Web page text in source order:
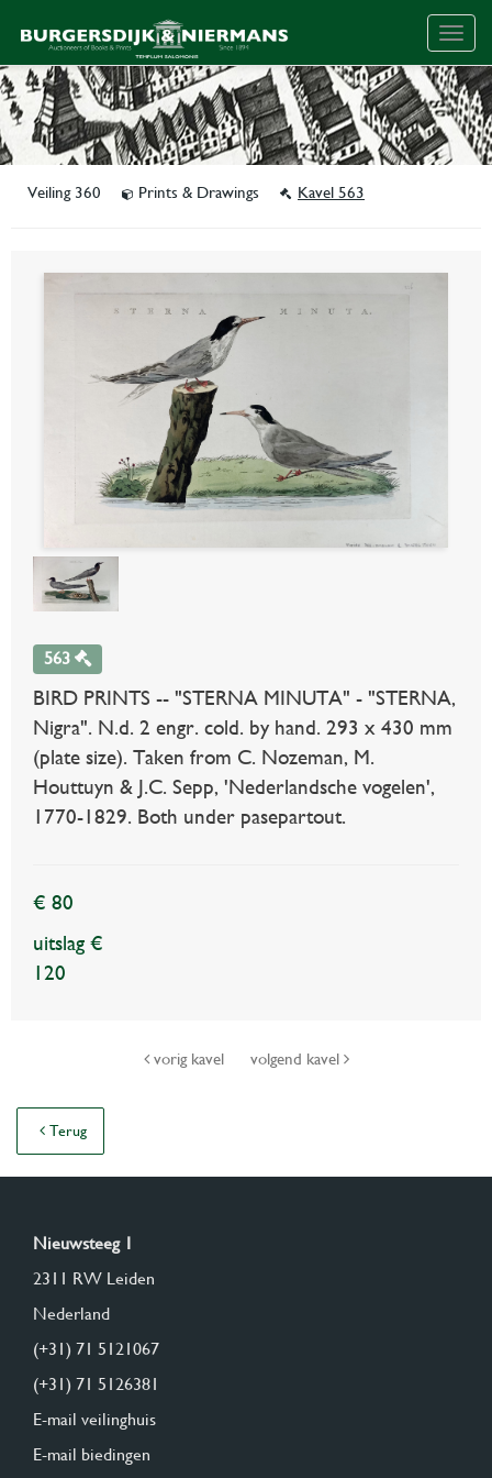
Veiling 360 Prints & Drawings Kavel 563
563
BIRD PRINTS -- "STERNA MINUTA" - "STERNA,
Nigra". N.d. 2 engr. cold. by hand. 293 x 430 mm
(plate size). Taken from C. Nozeman, M.
Houttuyn & J.C. Sepp, 'Nederlandsche vogelen',
1770-1829. Both under pasepartout.
€ 80
uitslag €
120
vorig kavel volgend kavel
Terug
Nieuwsteeg 1
2311 RW Leiden
Nederland
(+31) 71 5121067
(+31) 71 5126381
E-mail veilinghuis
E-mail biedingen